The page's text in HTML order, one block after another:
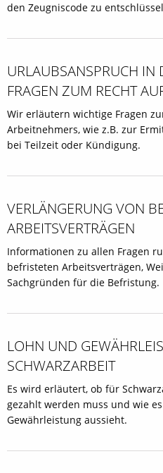
den Zeugniscode zu
URLAUBSANSPRUCH IN
FRAGEN ZUM RECHT
Wir erläutern wichtige Fragen
Arbeitnehmers, wie z.B. zur
bei Teilzeit oder Kündigung.
VERLÄNGERUNG VON
ARBEITSVERTRÄGEN
Informationen zu allen Fragen
befristeten Arbeitsverträgen,
Sachgründen für die Befristung.
LOHN UND
SCHWARZARBEIT
Es wird erläutert, ob für
gezahlt werden muss und wie
Gewährleistung aussieht.